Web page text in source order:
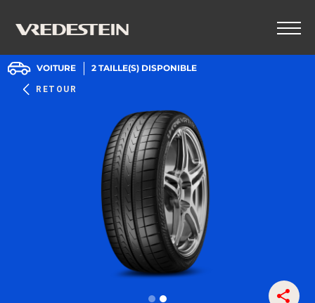
RETOUR
VOITURE 2 TAILLE(S) DISPONIBLE